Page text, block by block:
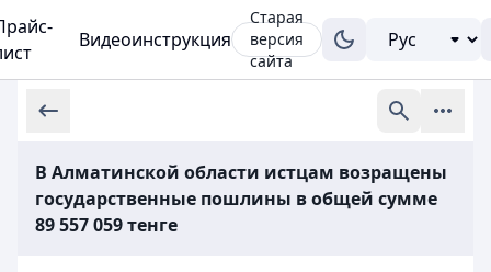
Видеоинструкция
Старая
версия
сайта
В Алматинской области истцам возращены
государственные пошлины в общей сумме
89 557 059 тенге